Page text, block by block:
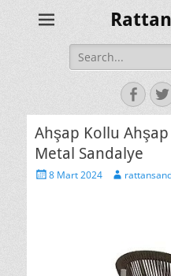
Search
for:
Ahşap Kollu Ahşap
Metal Sandalye
Posted8 Mart 2024 Author